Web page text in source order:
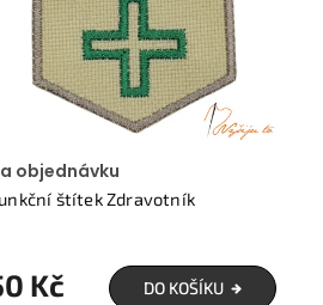
štítek Zdravotník
objednávku
Kč DO KOŠÍKU